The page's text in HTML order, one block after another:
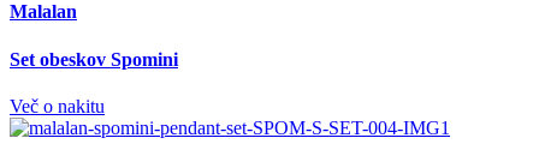
Malalan
Set obeskov Spomini
Več o nakitu